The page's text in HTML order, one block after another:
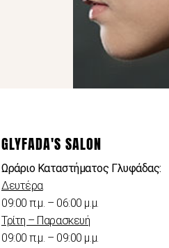
GLYFADA'S SALON
Ωράριο Καταστήματος Γλυφάδας:
Δευτέρα
09:00 π.μ. – 06:00 μ.μ.
Τρίτη – Παρασκευή
09:00 π.μ. – 09:00 μ.μ.